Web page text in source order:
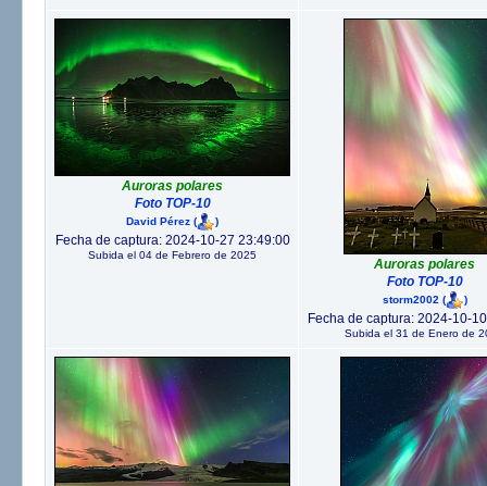
Auroras polares
Foto TOP-10
David Pérez ( )
Fecha de captura: 2024-10-27 23:49:00
Subida el 04 de Febrero de 2025
Auroras polares
Foto TOP-10
storm2002 ( )
Fecha de captura: 2024-10-
Subida el 31 de Enero de